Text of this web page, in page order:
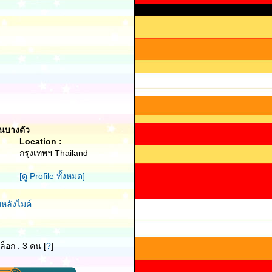
บางตัว
Location :
กรุงเทพฯ Thailand
[ดู Profile ทั้งหมด]
ลังไมค์
อก : 3 คน [?]